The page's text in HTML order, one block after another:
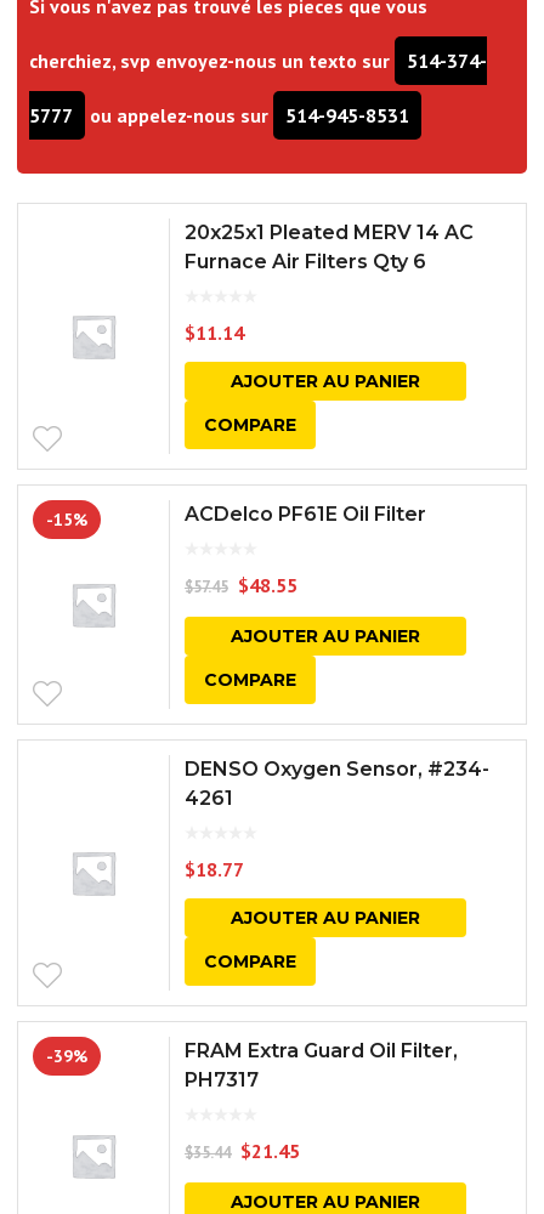
Si vous n'avez pas trouvé les pieces que vous
cherchiez, svp envoyez-nous un texto sur 514-374-
5777 ou appelez-nous sur 514-945-8531
20x25x1 Pleated MERV 14 AC
Furnace Air Filters Qty 6
$11.14
AJOUTER AU PANIER
COMPARE
-15% ACDelco PF61E Oil Filter
$57.45 $48.55
AJOUTER AU PANIER
COMPARE
DENSO Oxygen Sensor, #234-
4261
$18.77
AJOUTER AU PANIER
COMPARE
-39%
FRAM Extra Guard Oil Filter,
PH7317
$35.44 $21.45
AJOUTER AU PANIER